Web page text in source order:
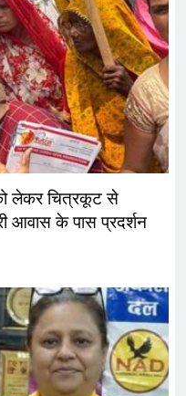
लेकर चित्रकूट से
आवास के पास प्रदर्शन